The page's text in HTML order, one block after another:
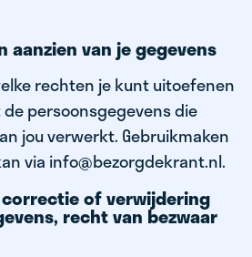
van je gegevens
rechten je kunt uitoefenen
persoonsgegevens die
jou verwerkt. Gebruikmaken
via info@bezorgdekrant.nl.
correctie of verwijdering
recht van bezwaar